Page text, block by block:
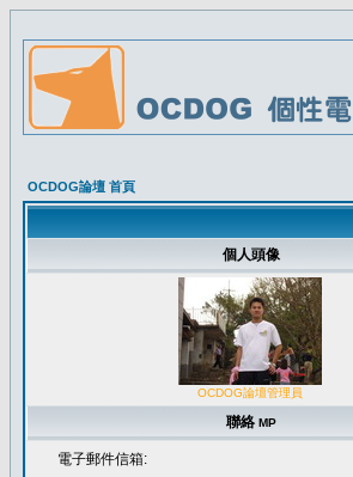
OCDOG論壇 首頁
個人頭像
OCDOG論壇管理員
聯絡 MP
電子郵件信箱: